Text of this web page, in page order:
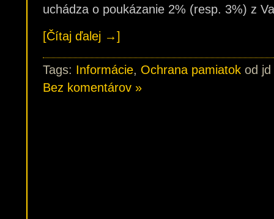
uchádza o poukázanie 2% (resp. 3%) z
[Čítaj ďalej →]
Tags: Informácie, Ochrana pamiatok od jd
Bez komentárov »